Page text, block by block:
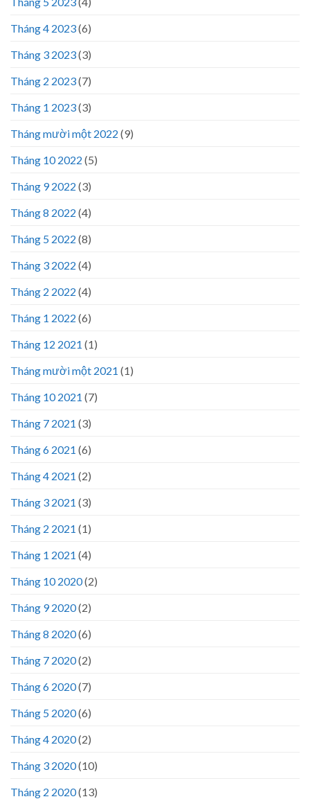
Tháng 4 2023(6)
Tháng 3 2023(3)
Tháng 2 2023(7)
Tháng 1 2023(3)
Tháng mười một 2022 (9)
Tháng 10 2022 (5)
Tháng 9 2022 (3)
Tháng 8 2022 (4)
Tháng 5 2022 (8)
Tháng 3 2022 (4)
Tháng 2 2022 (4)
Tháng 1 2022 (6)
Tháng 12 2021 (1)
Tháng mười một 2021 (1)
Tháng 10 2021 (7)
Tháng 7 2021 (3)
Tháng 6 2021 (6)
Tháng 4 2021 (2)
Tháng 3 2021 (3)
Tháng 2 2021 (1)
Tháng 1 2021 (4)
Tháng 10 2020(2)
Tháng 9 2020(2)
Tháng 8 2020(6)
Tháng 7 2020(2)
Tháng 6 2020(7)
Tháng 5 2020(6)
Tháng 4 2020(2)
Tháng 3 2020(10)
Tháng 2 2020(13)